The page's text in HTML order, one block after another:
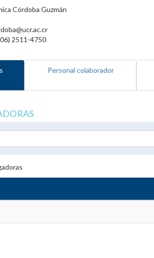
Córdoba Guzmán
2511-4750
Personal colaborador